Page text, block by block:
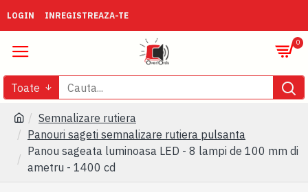
LOGIN INREGISTREAZA-TE
0
Toate
Semnalizare rutiera
Panouri sageti semnalizare rutiera pulsanta
Panou sageata luminoasa LED - 8 lampi de 100 mm di
ametru - 1400 cd